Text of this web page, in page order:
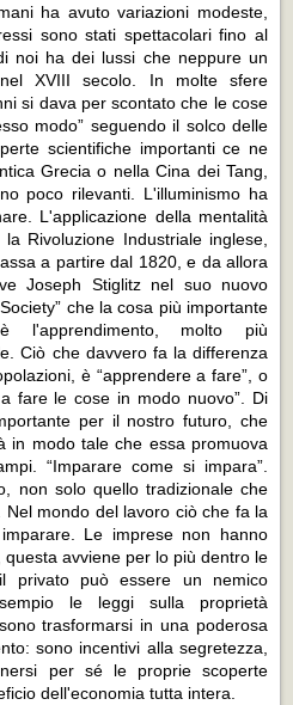
ha avuto variazioni modeste,
sono stati spettacolari fino al
noi ha dei lussi che neppure un
XVIII secolo. In molte sfere
si dava per scontato che le cose
modo” seguendo il solco delle
scientifiche importanti ce ne
Grecia o nella Cina dei Tang,
poco rilevanti. L'illuminismo ha
L'applicazione della mentalità
Rivoluzione Industriale inglese,
a partire dal 1820, e da allora
Joseph Stiglitz nel suo nuovo
che la cosa più importante
l'apprendimento, molto più
Ciò che davvero fa la differenza
è “apprendere a fare”, o
fare le cose in modo nuovo”. Di
per il nostro futuro, che
in modo tale che essa promuova
“Imparare come si impara”.
non solo quello tradizionale che
mondo del lavoro ciò che fa la
Le imprese non hanno
avviene per lo più dentro le
privato può essere un nemico
le leggi sulla proprietà
trasformarsi in una poderosa
sono incentivi alla segretezza,
per sé le proprie scoperte
dell'economia tutta intera.